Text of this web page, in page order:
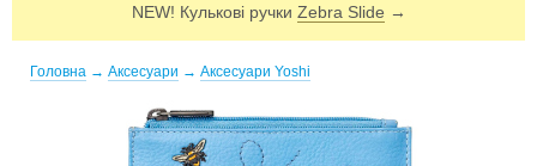
NEW! Кулькові ручки Zebra Slide →
Головна → Аксесуари → Аксесуари Yoshi